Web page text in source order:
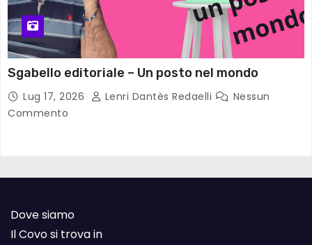
Sgabello editoriale – Un posto nel mondo
Lug 17, 2026 Lenri Dantès Redaelli
Nessun
Commento
Dove siamo
Il Covo si trova in